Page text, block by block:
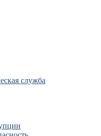
служба